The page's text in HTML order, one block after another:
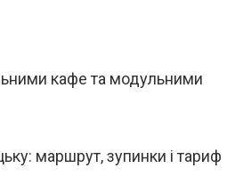
кафе та модульними
маршрут, зупинки і тариф